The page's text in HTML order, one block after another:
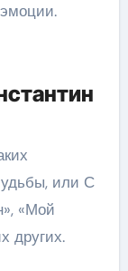
или С
«Мой
других.